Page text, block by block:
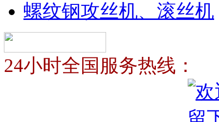
螺纹钢攻丝机、滚丝机
24小时全国服务热线：